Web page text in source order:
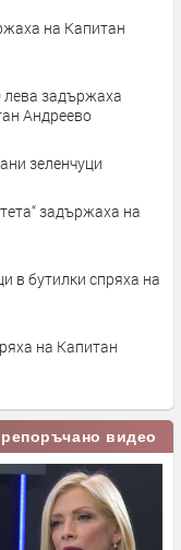
на Капитан
лева задържаха
Андреево
зеленчуци
задържаха на
в бутилки спряха на
на Капитан
видео